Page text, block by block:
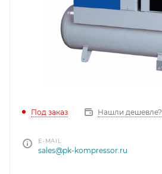
Под заказ Нашли дешевле?
E-MAIL
sales@pk-kompressor.ru